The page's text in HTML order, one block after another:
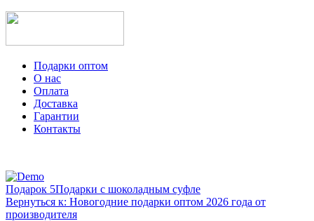
Подарки оптом
О нас
Оплата
Доставка
Гарантии
Контакты
Подарок 5Подарки с шоколадным суфле
Вернуться к: Новогодние подарки оптом 2026 года от
производителя